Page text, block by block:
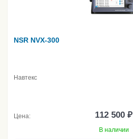
NSR NVX-300
Навтекс
Цена: 112 500 ₽
В наличии